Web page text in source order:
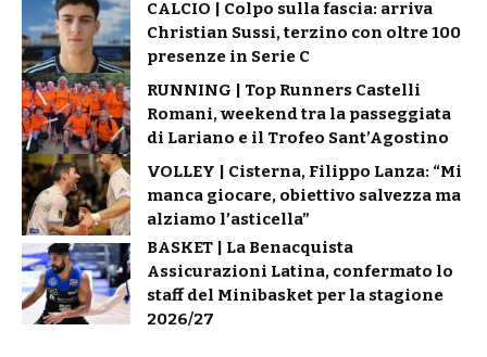
CALCIO | Colpo sulla fascia: arriva
Christian Sussi, terzino con oltre 100
presenze in Serie C
RUNNING | Top Runners Castelli
Romani, weekend tra la passeggiata
di Lariano e il Trofeo Sant’Agostino
VOLLEY | Cisterna, Filippo Lanza: “Mi
manca giocare, obiettivo salvezza ma
alziamo l’asticella”
BASKET | La Benacquista
Assicurazioni Latina, confermato lo
staff del Minibasket per la stagione
2026/27